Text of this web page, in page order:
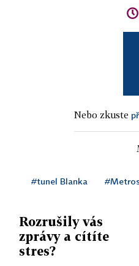
Nebo zkuste
#tunel Blanka
Rozrušily vás
zprávy a cítíte
stres?